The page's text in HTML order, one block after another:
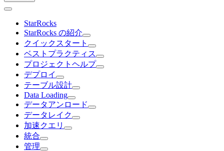
StarRocks
StarRocks の紹介
クイックスタート
ベストプラクティス
プロジェクトヘルプ
デプロイ
テーブル設計
Data Loading
データアンロード
データレイク
加速クエリ
統合
管理